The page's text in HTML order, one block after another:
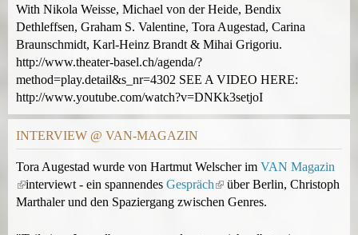
With Nikola Weisse, Michael von der Heide, Bendix
Dethleffsen, Graham S. Valentine, Tora Augestad, Carina
Braunschmidt, Karl-Heinz Brandt & Mihai Grigoriu.
http://www.theater-basel.ch/agenda/?
method=play.detail&s_nr=4302 SEE A VIDEO HERE:
http://www.youtube.com/watch?v=DNKk3setjoI
INTERVIEW @ VAN-MAGAZIN
Tora Augestad wurde von Hartmut Welscher im VAN Magazin
(
l
interviewt - ein spannendes Gespräch(
l
über Berlin, Christoph
Marthaler und den Spaziergang zwischen Genres.